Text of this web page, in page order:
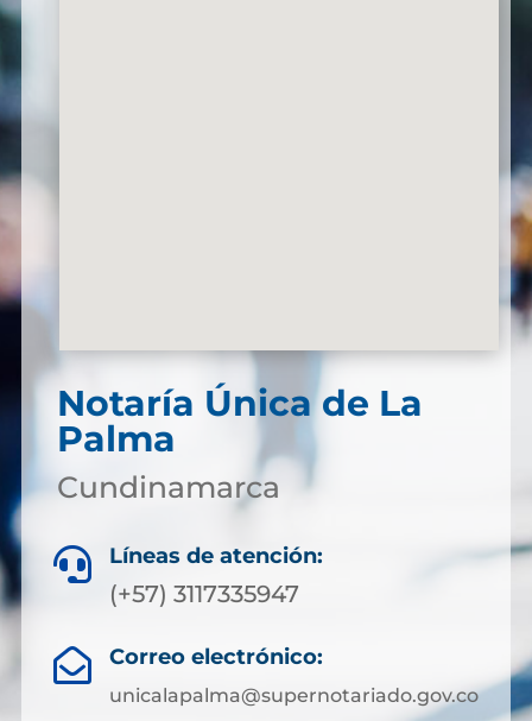
Notaría Única de La
Palma
Cundinamarca
 Líneas de atención:
(+57) 3117335947
 Correo electrónico:
unicalapalma@supernotariado.gov.co